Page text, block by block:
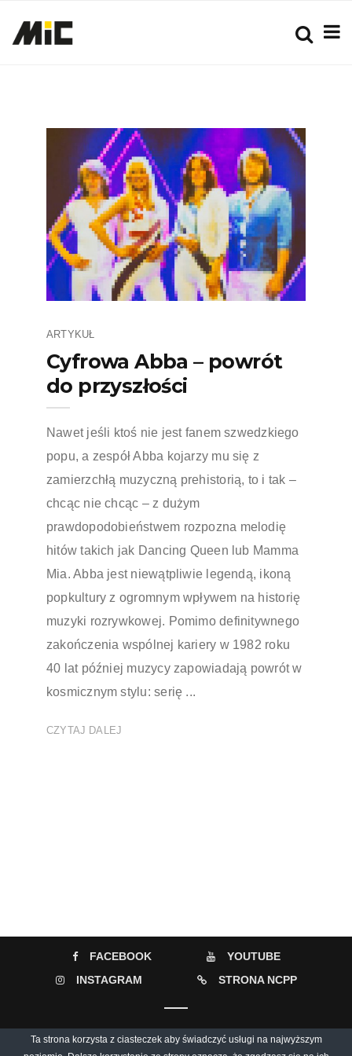
ARTYKUŁ
Cyfrowa Abba – powrót
do przyszłości
Nawet jeśli ktoś nie jest fanem szwedzkiego
popu, a zespół Abba kojarzy mu się z
zamierzchłą muzyczną prehistorią, to i tak –
chcąc nie chcąc – z dużym
prawdopodobieństwem rozpozna melodię
hitów takich jak Dancing Queen lub Mamma
Mia. Abba jest niewątpliwie legendą, ikoną
popkultury z ogromnym wpływem na historię
muzyki rozrywkowej. Pomimo definitywnego
zakończenia wspólnej kariery w 1982 roku
40 lat później muzycy zapowiadają powrót w
kosmicznym stylu: serię ...
CZYTAJ DALEJ
FACEBOOK
YOUTUBE
INSTAGRAM
STRONA NCPP
© 2026 Muzyczny Informator Culturalny / Narodowe Centrum Polskiej
Ta strona korzysta z ciasteczek aby świadczyć usługi na najwyższym